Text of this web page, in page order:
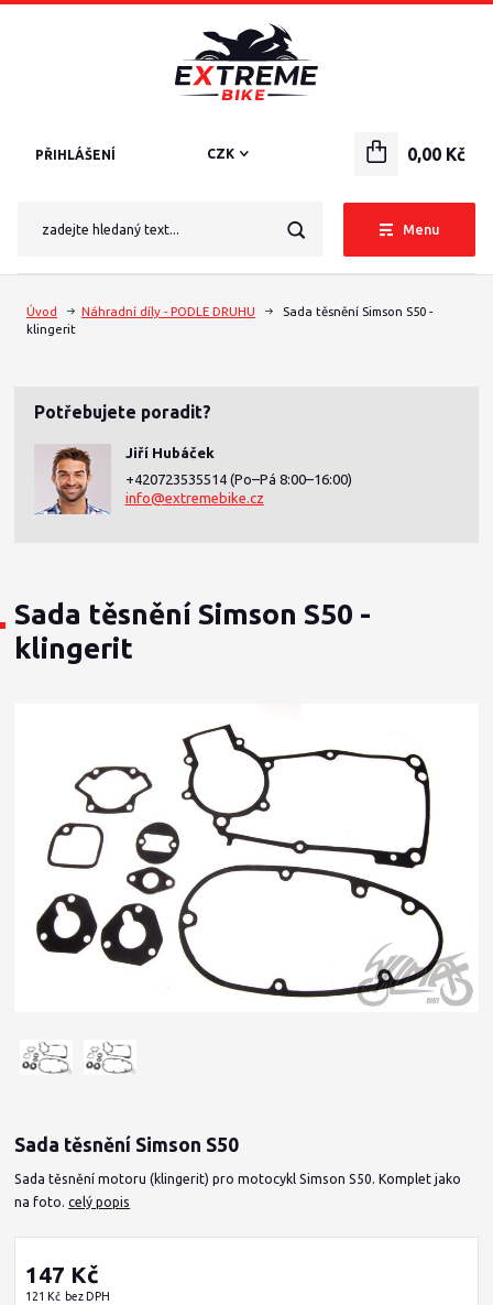
Menu
CZK
PŘIHLÁŠENÍ 0,00 Kč
Úvod Náhradní díly - PODLE DRUHU
Sada těsnění Simson S50 -
klingerit
Potřebujete poradit?
Jiří Hubáček
+420723535514 (Po–Pá 8:00–16:00)
info@extremebike.cz
Sada těsnění Simson S50 -
klingerit
Sada těsnění Simson S50
Sada těsnění motoru (klingerit) pro motocykl Simson S50. Komplet jako
na foto.celý popis
147 Kč
121 Kč bez DPH